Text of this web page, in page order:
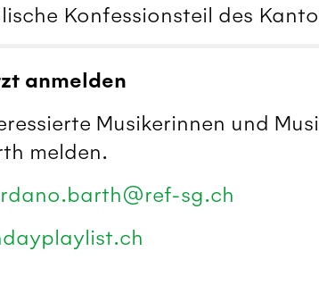
Konfessionsteil des
anmelden
Musikerinnen und
melden.
sg.ch